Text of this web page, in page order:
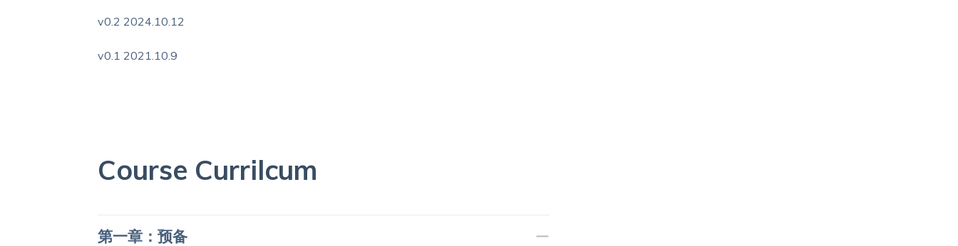
v0.2 2024.10.12
v0.1 2021.10.9
Course Currilcum
第一章：预备